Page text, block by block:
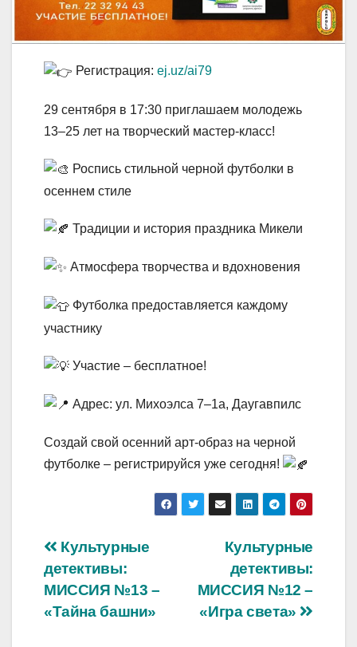
Регистрация: ej.uz/ai79
29 сентября в 17:30 приглашаем молодежь
13–25 лет на творческий мастер-класс!
Роспись стильной черной футболки в
осеннем стиле
Традиции и история праздника Микели
Атмосфера творчества и вдохновения
Футболка предоставляется каждому
участнику
Участие – бесплатное!
Адрес: ул. Михоэлса 7–1a, Даугавпилс
Создай свой осенний арт-образ на черной
футболке – регистрируйся уже сегодня!
Навигация
по
записям
Культурные
детективы:
МИССИЯ №12 –
«Игра света»
Культурные
детективы:
МИССИЯ №13 –
«Тайна башни»